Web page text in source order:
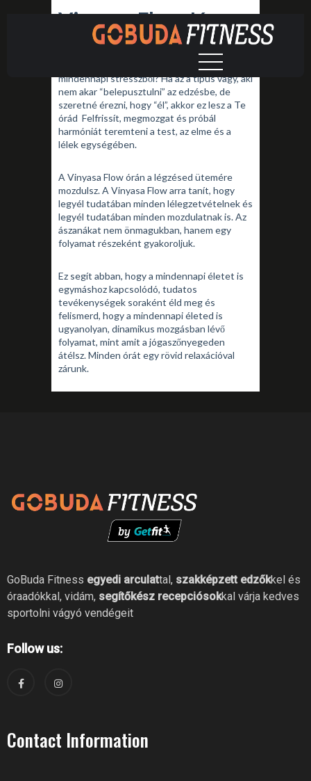
Vinyasa Flow Jóga
Szeretnéd magad átmozgatni, megőrizni
mobilitásod és egy órára kiszakadni a
mindennapi stresszből? Ha az a típus vagy, aki
nem akar “belepusztulni” az edzésbe, de
szeretné érezni, hogy “él”, akkor ez lesz a Te
órád Felfrissít, megmozgat és próbál
harmóniát teremteni a test, az elme és a
lélek egységében.
A Vinyasa Flow órán a légzésed ütemére
mozdulsz. A Vinyasa Flow arra tanít, hogy
legyél tudatában minden lélegzetvételnek és
legyél tudatában minden mozdulatnak is. Az
ászanákat nem önmagukban, hanem egy
folyamat részeként gyakoroljuk.
Ez segít abban, hogy a mindennapi életet is
egymáshoz kapcsolódó, tudatos
tevékenységek soraként éld meg és
felismerd, hogy a mindennapi életed is
ugyanolyan, dinamikus mozgásban lévő
folyamat, mint amit a jógaszőnyegeden
átélsz. Minden órát egy rövid relaxációval
zárunk.
GoBuda Fitness egyedi arculattal, szakképzett edzőkkel és
óraadókkal, vidám, segítőkész recepciósokkal várja kedves
sportolni vágyó vendégeit
Follow us:
Contact Information